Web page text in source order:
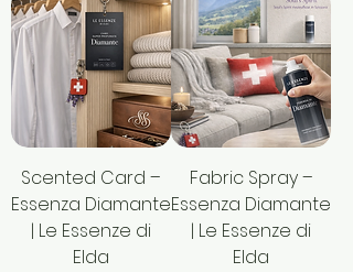
Scented Card –
Essenza Diamante
| Le Essenze di
Elda
Fabric Spray –
Essenza Diamante
| Le Essenze di
Elda